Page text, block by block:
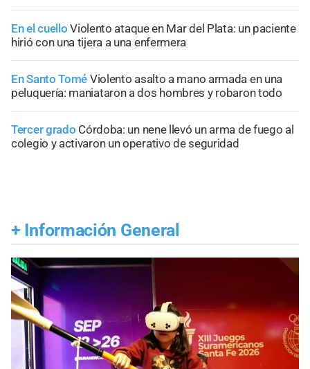
En el cuello Violento ataque en Mar del Plata: un paciente
hirió con una tijera a una enfermera
En Santo Tomé Violento asalto a mano armada en una
peluquería: maniataron a dos hombres y robaron todo
Tercer grado Córdoba: un nene llevó un arma de fuego al
colegio y activaron un operativo de seguridad
+ Información General